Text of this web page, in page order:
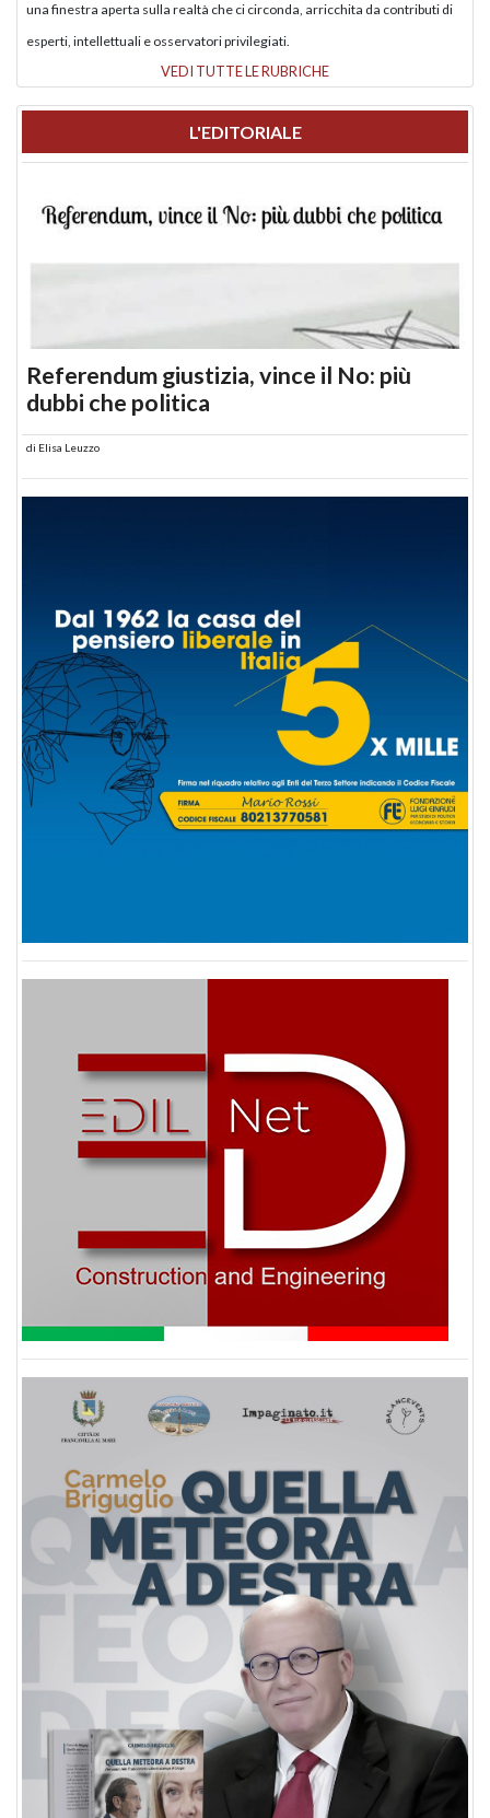
una finestra aperta sulla realtà che ci circonda, arricchita da contributi di
esperti, intellettuali e osservatori privilegiati.
VEDI TUTTE LE RUBRICHE
L'EDITORIALE
Referendum giustizia, vince il No: più
dubbi che politica
di Elisa Leuzzo